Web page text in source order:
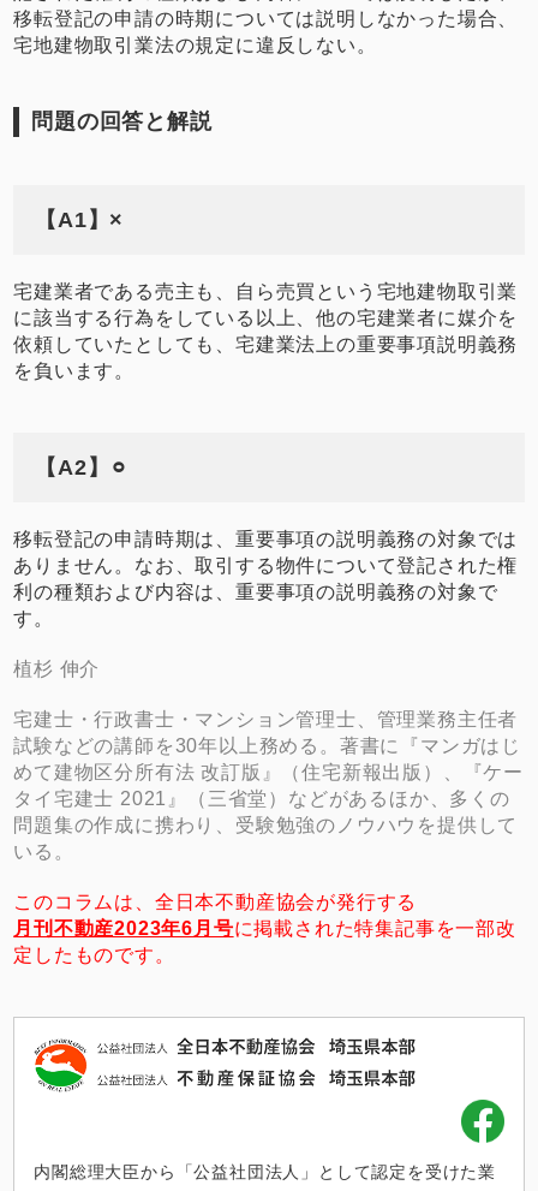
移転登記の申請の時期については説明しなかった場合、
宅地建物取引業法の規定に違反しない。
問題の回答と解説
【A1】×
宅建業者である売主も、自ら売買という宅地建物取引業
に該当する行為をしている以上、他の宅建業者に媒介を
依頼していたとしても、宅建業法上の重要事項説明義務
を負います。
【A2】⚪︎
移転登記の申請時期は、重要事項の説明義務の対象では
ありません。なお、取引する物件について登記された権
利の種類および内容は、重要事項の説明義務の対象で
す。
植杉 伸介
宅建士・行政書士・マンション管理士、管理業務主任者
試験などの講師を30年以上務める。著書に『マンガはじ
めて建物区分所有法 改訂版』（住宅新報出版）、『ケー
タイ宅建士 2021』（三省堂）などがあるほか、多くの
問題集の作成に携わり、受験勉強のノウハウを提供して
いる。
このコラムは、全日本不動産協会が発行する
月刊不動産2023年6月号に掲載された特集記事を一部改
定したものです。
内閣総理大臣から「公益社団法人」として認定を受けた業